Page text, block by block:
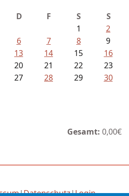
D F S
S
1
2
6 7 8
9
13 14 15
16
20 21 22
23
27 28 29
30
Gesamt: 0,00€
|Datenschutz|Login